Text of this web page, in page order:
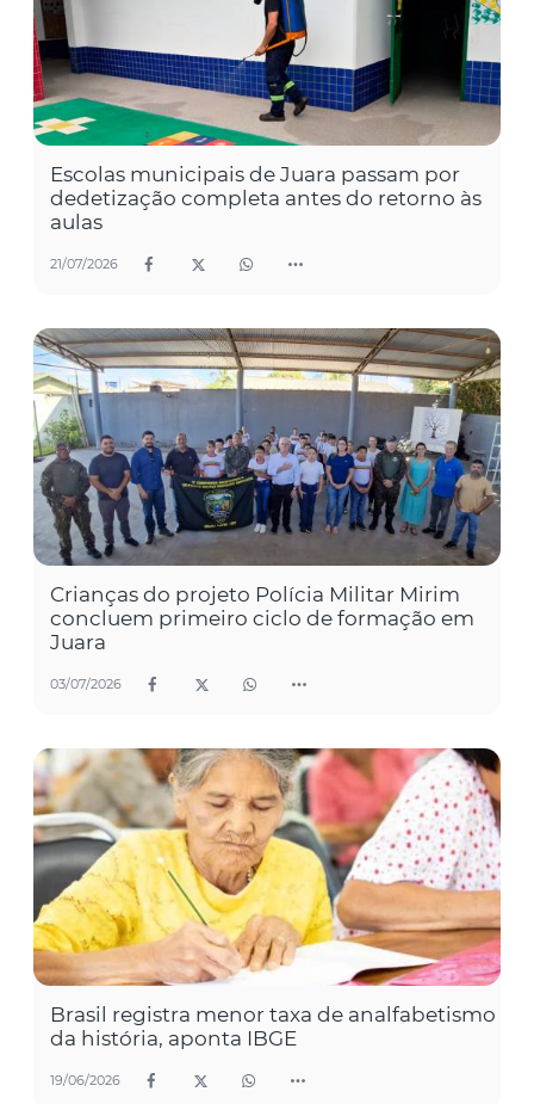
Escolas municipais de Juara passam por
dedetização completa antes do retorno às
aulas
21/07/2026
Crianças do projeto Polícia Militar Mirim
concluem primeiro ciclo de formação em
Juara
03/07/2026
Brasil registra menor taxa de analfabetismo
da história, aponta IBGE
19/06/2026